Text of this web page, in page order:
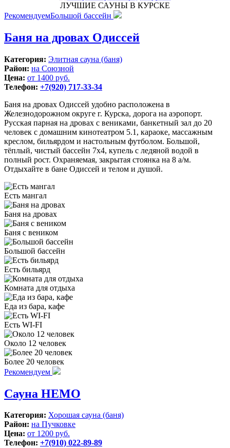
ЛУЧШИЕ САУНЫ В КУРСКЕ
РекомендуемБольшой бассейн
Баня на дровах Одиссей
Категория: Элитная сауна (баня)
Район: на Союзной
Цена: от 1400 руб.
Телефон: +7(920) 717-33-34
Баня на дровах Одиссей удобно расположена в
Железнодорожном округе г. Курска, дорога на аэропорт.
Русская парная на дровах с вениками, банкетный зал до 20
человек с домашним кинотеатром 5.1, караоке, массажным
креслом, бильярдом и настольным футболом. Большой,
тёплый, чистый бассейн 7х4, купель с ледяной водой в
полный рост. Охраняемая, закрытая стоянка на 8 а/м.
Отдыхайте в бане Одиссей и телом и душой.
Есть мангал
Баня на дровах
Баня с веником
Большой бассейн
Есть бильярд
Комната для отдыха
Еда из бара, кафе
Есть WI-FI
Около 12 человек
Более 20 человек
Рекомендуем
Сауна НЕМО
Категория: Хорошая сауна (баня)
Район: на Пучковке
Цена: от 1200 руб.
Телефон: +7(910) 022-89-89